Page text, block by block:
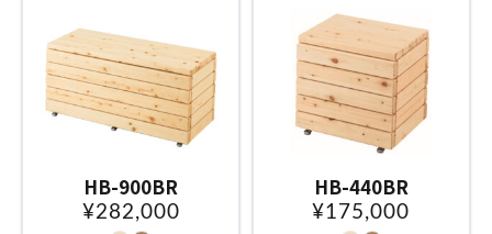
HB-900BR
¥282,000
HB-440BR
¥175,000